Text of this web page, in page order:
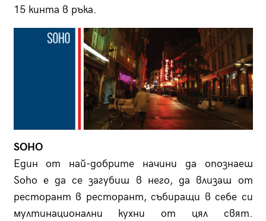
15 кинта в ръка.
SOHO
Eдин от най-добрите начини да опознаеш
Soho е да се загубиш в него, да влизаш от
ресторант в ресторант, събиращи в себе си
мултинационални кухни от цял свят.